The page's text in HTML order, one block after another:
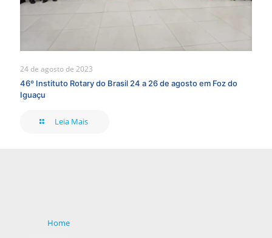
24 de agosto de 2023
46º Instituto Rotary do Brasil 24 a 26 de agosto em Foz do
Iguaçu
Leia Mais
Home